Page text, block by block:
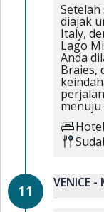
diajak
Italy,
Lago
Anda
Braies,
menuju
11 VENICE -